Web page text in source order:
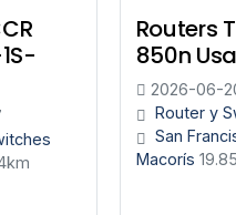
Routers
850n
2026-06-
Router y
San
Macorís